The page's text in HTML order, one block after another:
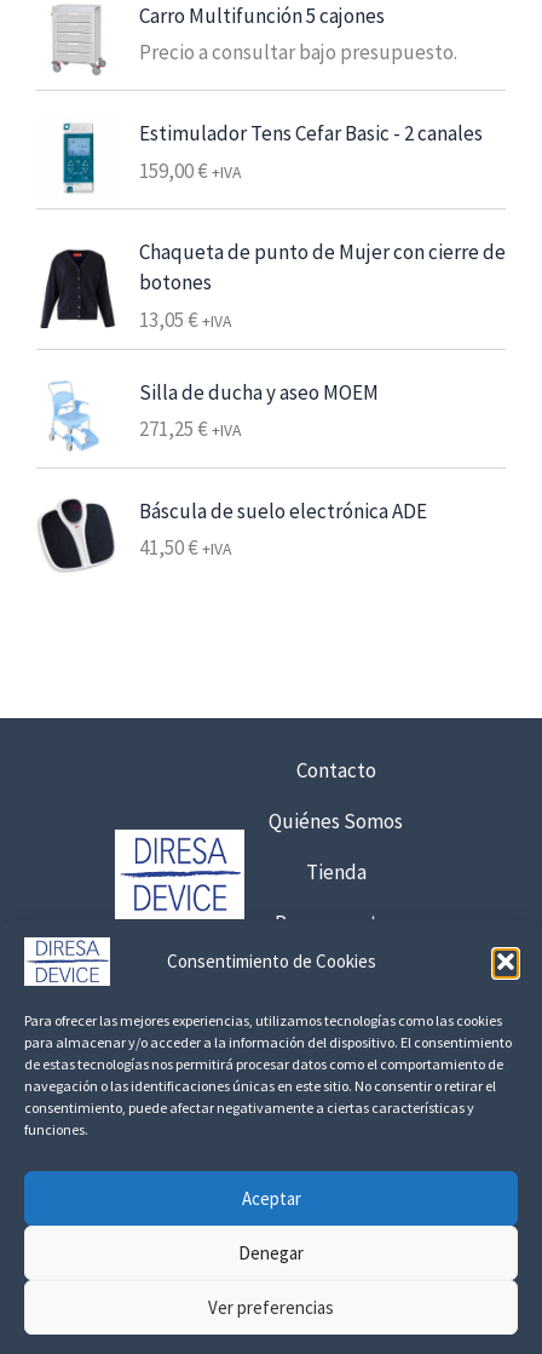
Consentimiento de Cookies
Para ofrecer las mejores experiencias, utilizamos tecnologías como las cookies
para almacenar y/o acceder a la información del dispositivo. El consentimiento
de estas tecnologías nos permitirá procesar datos como el comportamiento de
navegación o las identificaciones únicas en este sitio. No consentir o retirar el
consentimiento, puede afectar negativamente a ciertas características y
funciones.
Aceptar
Denegar
Ver preferencias
c
i
o
s
e
s
2
7
8
,
1
7
Carro Multifunción 5 cajones
Precio a consultar bajo presupuesto.
Estimulador Tens Cefar Basic - 2 canales
159,00€+IVA
Chaqueta de punto de Mujer con cierre de
botones
13,05€+IVA
Silla de ducha y aseo MOEM
271,25€+IVA
Báscula de suelo electrónica ADE
41,50€+IVA
Contacto
Quiénes Somos
Tienda
Presupuestos
925 120 845 /692 056 409
consultas@fedbuy.es
Politica de Privacidad
Linkedin
Todos los derechos ©